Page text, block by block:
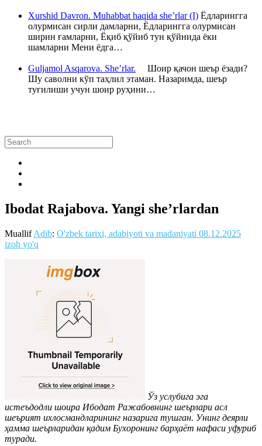
Xurshid Davron. Muhabbat haqida she’rlar (I) Ёдларингга
олурмисан сирли дамларни, Ёдларингга олурмисан
ширин ғамларни, Ёқиб қўйиб тун қўйнида ёки
шамларни Мени ёдга…
Guljamol Asqarova. She’rlar. Шоир қачон шеър ёзади?
Шу саволни кўп таҳлил этаман. Назаримда, шеър
туғилиши учун шоир руҳини…
Ibodat Rajabova. Yangi she’rlardan
MuallifAdib: O'zbek tarixi, adabiyoti va madaniyati 08.12.2025
izoh yo'q
Ўз услубига эга
истеъдодли шоира Ибодат Ражабовнинг шеърлари асл
шеърият ихлосмандларининг назарига тушган. Унинг деярли
ҳамма шеърларидан қадим Бухоронинг барҳаёт нафаси уфуриб
туради.